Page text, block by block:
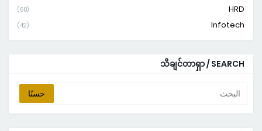
HRD
(68)
Infotech
(42)
သိချင်တာရှာ / SEARCH